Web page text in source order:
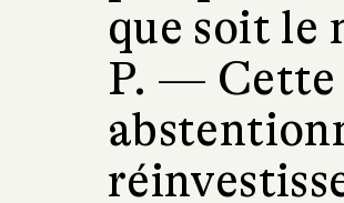
que soit le
P. —